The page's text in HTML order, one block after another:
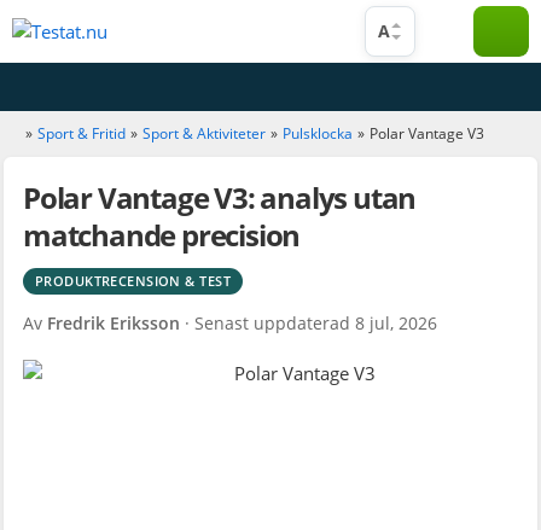
Hoppa
till
innehåll
A
» Sport & Fritid » Sport & Aktiviteter » Pulsklocka » Polar Vantage V3
Polar Vantage V3: analys utan
matchande precision
PRODUKTRECENSION & TEST
Av Fredrik Eriksson · Senast uppdaterad 8 jul, 2026